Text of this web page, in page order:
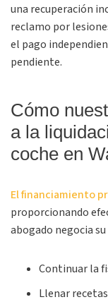
una recuperación
reclamo por
el pago
pendiente.
Cómo
a la
coche en
El financiamiento
proporcionando
abogado negocia
Continuar la
Llenar